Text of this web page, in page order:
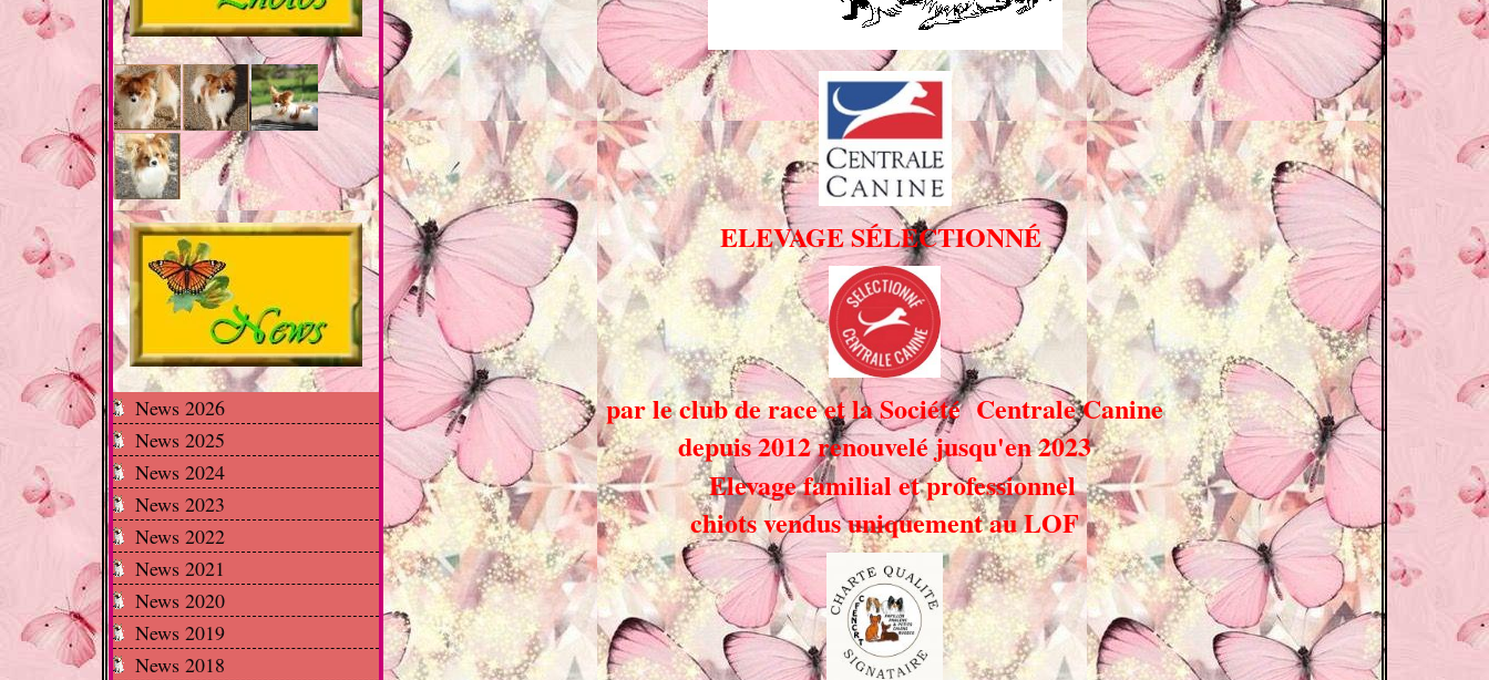
News 2026
News 2025
News 2024
News 2023
News 2022
News 2021
News 2020
News 2019
News 2018
ELEVAGE SÉLECTIONNÉ
par le club de race et la Société Centrale Canine
depuis 2012 renouvelé jusqu'en 2023
Elevage familial et professionnel
chiots vendus uniquement au LOF